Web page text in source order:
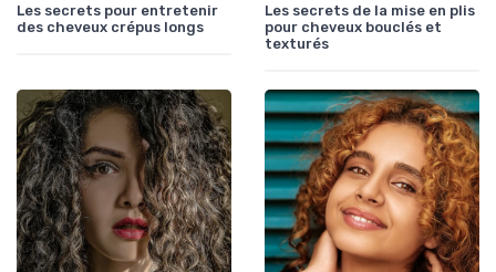
Les secrets pour entretenir
des cheveux crépus longs
Les secrets de la mise en plis
pour cheveux bouclés et
texturés